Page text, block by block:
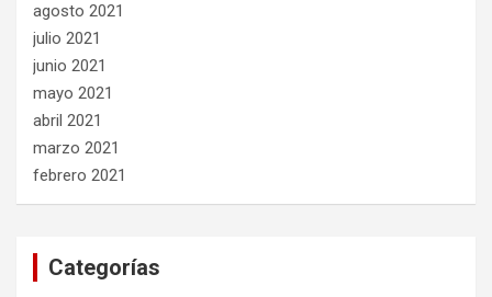
agosto 2021
julio 2021
junio 2021
mayo 2021
abril 2021
marzo 2021
febrero 2021
Categorías